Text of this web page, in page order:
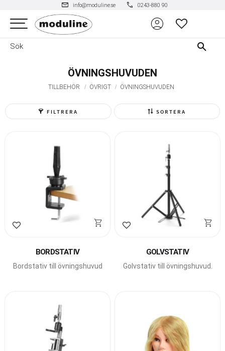
Meny
mail info@moduline.se phone 0243-880 90
account_circle FAVORITER
ÖVNINGSHUVUDEN
TILLBEHÖR ÖVRIGT ÖVNINGSHUVUDEN
FILTRERA SORTERA
Lägg till i favoriter
BORDSTATIV
Bordstativ till övningshuvud
Lägg till i favoriter
GOLVSTATIV
Golvstativ till övningshuvud.